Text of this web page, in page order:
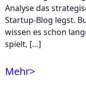
Analyse das
Startup-Blog legst.
wissen es schon
spielt, […]
Mehr>